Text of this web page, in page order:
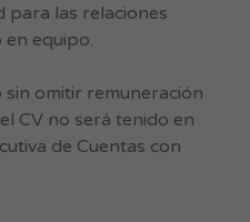
para las relaciones
equipo.
omitir remuneración
CV no será tenido en
de Cuentas con